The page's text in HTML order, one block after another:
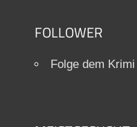
FOLLOWER
Folge dem